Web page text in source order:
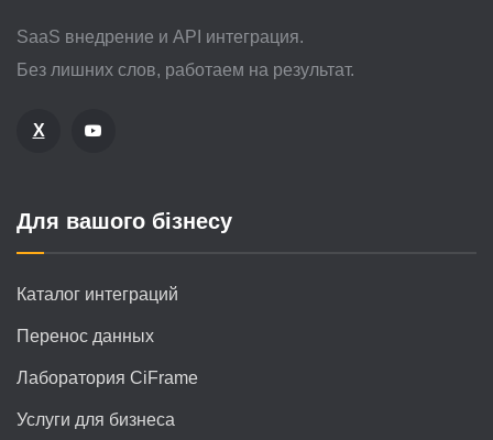
SaaS внедрение и API интеграция.
Без лишних слов, работаем на результат.
X
Для вашого бізнесу
Каталог интеграций
Перенос данных
Лаборатория CiFrame
Услуги для бизнеса